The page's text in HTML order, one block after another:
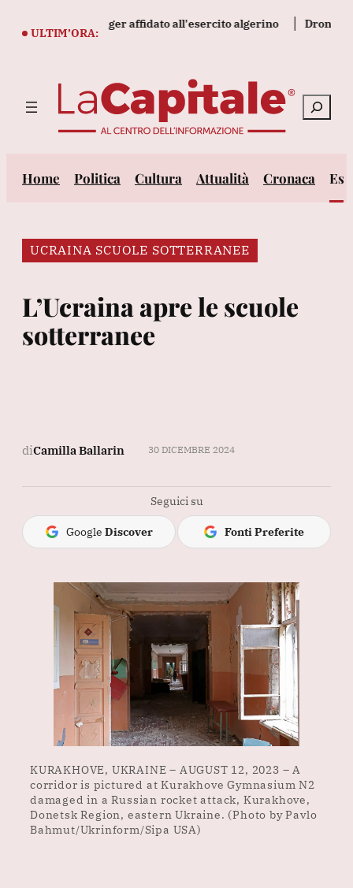
ULTIM’ORA:
rapito in Niger affidato all'esercito algerino Drone
Cerca
Home Politica Cultura Attualità Cronaca
UCRAINA SCUOLE SOTTERRANEE
L’Ucraina apre le scuole
sotterranee
diCamilla Ballarin 30 DICEMBRE 2024
Seguici su
Google Discover Fonti Preferite
KURAKHOVE, UKRAINE – AUGUST 12, 2023 – A
corridor is pictured at Kurakhove Gymnasium N2
damaged in a Russian rocket attack, Kurakhove,
Donetsk Region, eastern Ukraine. (Photo by Pavlo
Bahmut/Ukrinform/Sipa USA)